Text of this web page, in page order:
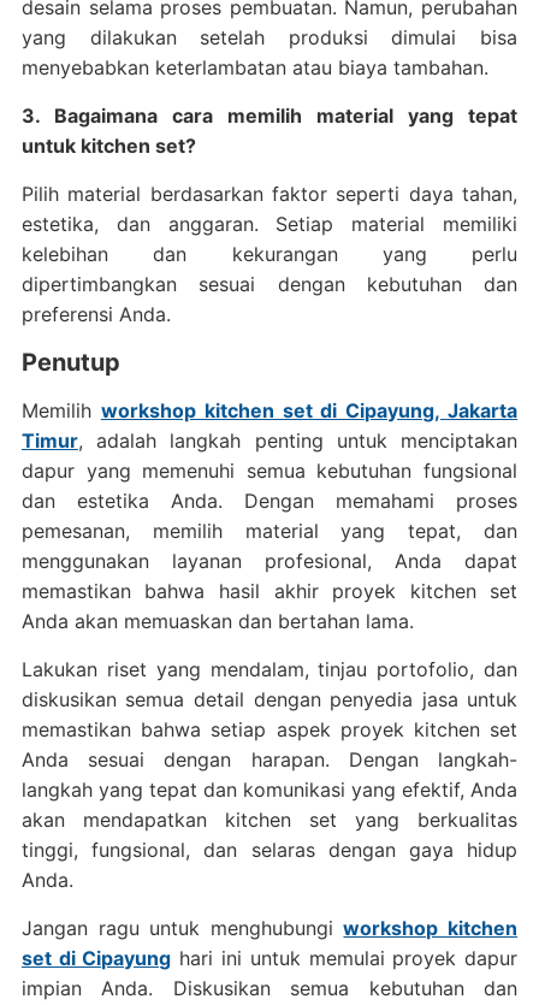
desain selama proses pembuatan. Namun, perubahan
yang dilakukan setelah produksi dimulai bisa
menyebabkan keterlambatan atau biaya tambahan.
3. Bagaimana cara memilih material yang tepat
untuk kitchen set?
Pilih material berdasarkan faktor seperti daya tahan,
estetika, dan anggaran. Setiap material memiliki
kelebihan dan kekurangan yang perlu
dipertimbangkan sesuai dengan kebutuhan dan
preferensi Anda.
Penutup
Memilih workshop kitchen set di Cipayung, Jakarta
Timur, adalah langkah penting untuk menciptakan
dapur yang memenuhi semua kebutuhan fungsional
dan estetika Anda. Dengan memahami proses
pemesanan, memilih material yang tepat, dan
menggunakan layanan profesional, Anda dapat
memastikan bahwa hasil akhir proyek kitchen set
Anda akan memuaskan dan bertahan lama.
Lakukan riset yang mendalam, tinjau portofolio, dan
diskusikan semua detail dengan penyedia jasa untuk
memastikan bahwa setiap aspek proyek kitchen set
Anda sesuai dengan harapan. Dengan langkah-
langkah yang tepat dan komunikasi yang efektif, Anda
akan mendapatkan kitchen set yang berkualitas
tinggi, fungsional, dan selaras dengan gaya hidup
Anda.
Jangan ragu untuk menghubungiworkshop kitchen
set di Cipayung hari ini untuk memulai proyek dapur
impian Anda. Diskusikan semua kebutuhan dan